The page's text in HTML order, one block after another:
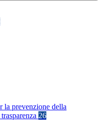
la prevenzione della
26